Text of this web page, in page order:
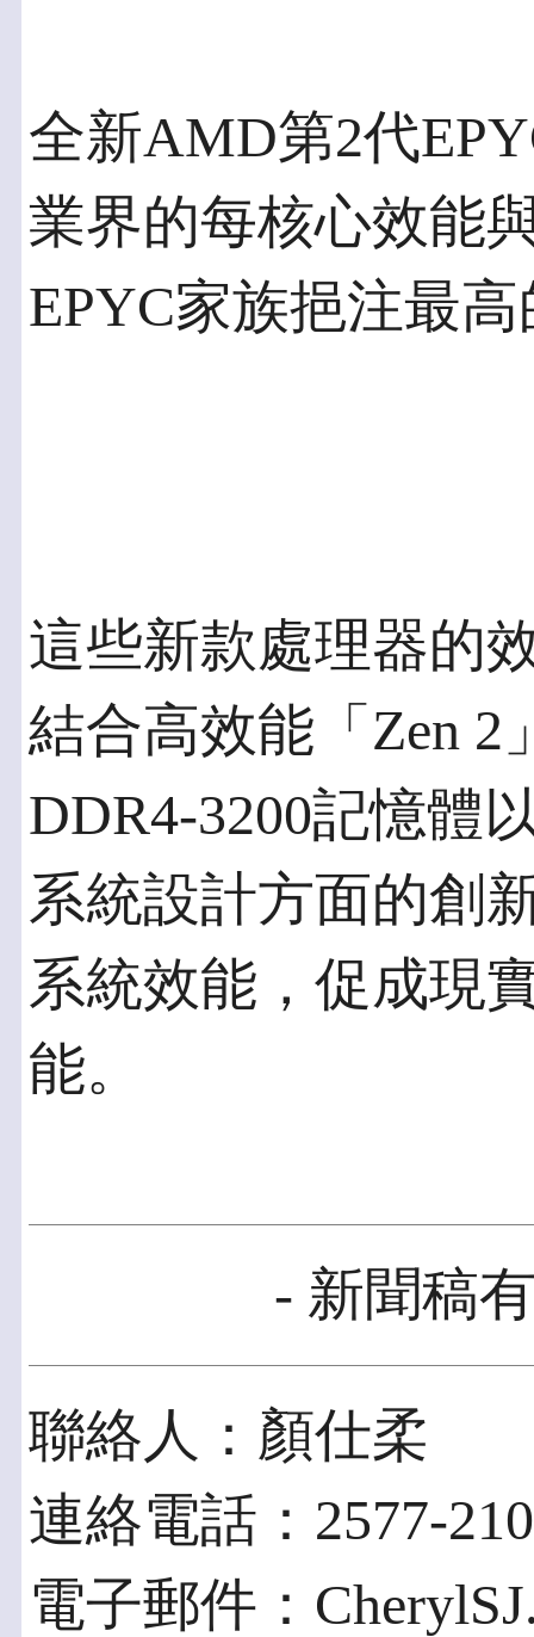
全新AMD第2代
業界的每核心效能
EPYC家族挹注最
這些新款處理器的
結合高效能「Zen 2
DDR4-3200記憶體
系統設計方面的創
系統效能，促成現
能。
- 新聞稿
聯絡人：顏仕柔
連絡電話：2577-
電子郵件：